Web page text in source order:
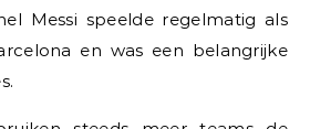
Messi speelde regelmatig als
en was een belangrijke